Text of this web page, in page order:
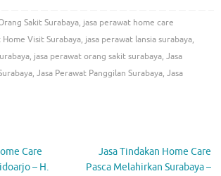
Sakit Surabaya, jasa perawat home care
Home Visit Surabaya, jasa perawat lansia surabaya,
, jasa perawat orang sakit surabaya, Jasa
, Jasa Perawat Panggilan Surabaya, Jasa
Care
– H.
Jasa Tindakan Home Care
Pasca Melahirkan Surabaya –